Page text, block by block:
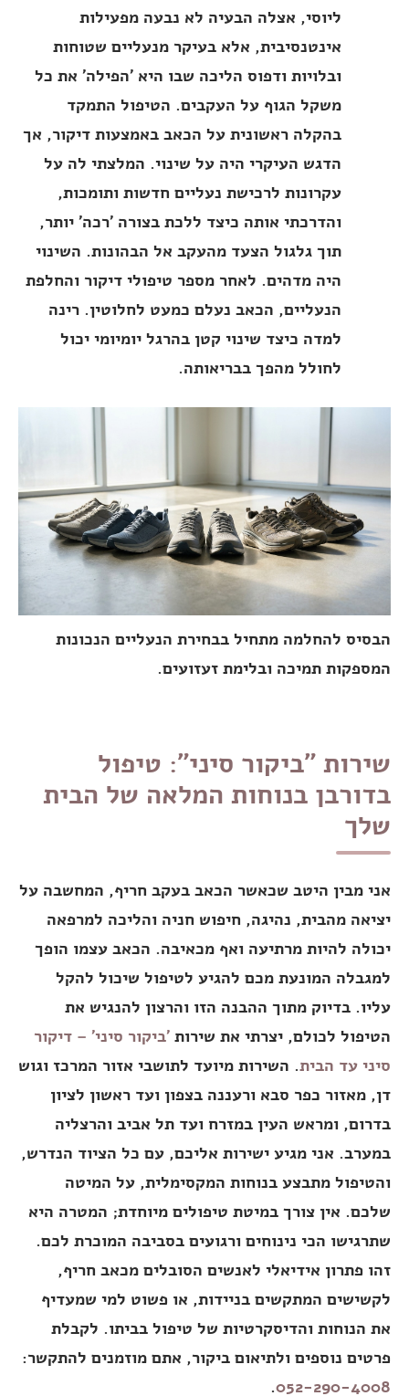
ליוסי, אצלה הבעיה לא נבעה מפעילות
אינטנסיבית, אלא בעיקר מנעליים שטוחות
ובלויות ודפוס הליכה שבו היא 'הפילה' את כל
משקל הגוף על העקבים. הטיפול התמקד
בהקלה ראשונית על הכאב באמצעות דיקור, אך
הדגש העיקרי היה על שינוי. המלצתי לה על
עקרונות לרכישת נעליים חדשות ותומכות,
והדרכתי אותה כיצד ללכת בצורה 'רכה' יותר,
תוך גלגול הצעד מהעקב אל הבהונות. השינוי
היה מדהים. לאחר מספר טיפולי דיקור והחלפת
הנעליים, הכאב נעלם כמעט לחלוטין. רינה
למדה כיצד שינוי קטן בהרגל יומיומי יכול
לחולל מהפך בבריאותה.
הבסיס להחלמה מתחיל בבחירת הנעליים הנכונות
המספקות תמיכה ובלימת זעזועים.
שירות "ביקור סיני": טיפול
בדורבן בנוחות המלאה של הבית
שלך
אני מבין היטב שכאשר הכאב בעקב חריף, המחשבה על
יציאה מהבית, נהיגה, חיפוש חניה והליכה למרפאה
יכולה להיות מרתיעה ואף מכאיבה. הכאב עצמו הופך
למגבלה המונעת מכם להגיע לטיפול שיכול להקל
עליו. בדיוק מתוך ההבנה הזו והרצון להנגיש את
הטיפול לכולם, יצרתי את שירות 'ביקור סיני' – דיקור
סיני עד הבית. השירות מיועד לתושבי אזור המרכז וגוש
דן, מאזור כפר סבא ורעננה בצפון ועד ראשון לציון
בדרום, ומראש העין במזרח ועד תל אביב והרצליה
במערב. אני מגיע ישירות אליכם, עם כל הציוד הנדרש,
והטיפול מתבצע בנוחות המקסימלית, על המיטה
שלכם. אין צורך במיטת טיפולים מיוחדת; המטרה היא
שתרגישו הכי נינוחים ורגועים בסביבה המוכרת לכם.
זהו פתרון אידיאלי לאנשים הסובלים מכאב חריף,
לקשישים המתקשים בניידות, או פשוט למי שמעדיף
את הנוחות והדיסקרטיות של טיפול בביתו. לקבלת
פרטים נוספים ולתיאום ביקור, אתם מוזמנים להתקשר:
052-290-4008
.